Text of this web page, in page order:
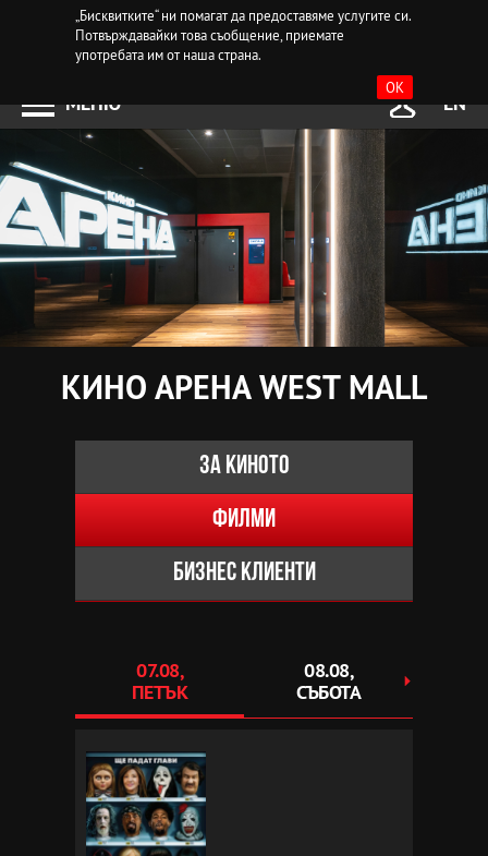
„Бисквитките“ ни помагат да предоставяме услугите си.
Потвърждавайки това съобщение, приемате
употребата им от наша страна.
OK
МЕНЮ EN
КИНО АРЕНА WEST MALL
За киното
Филми
Бизнес клиенти
07.08,
ПЕТЪК
08.08,
СЪБОТА